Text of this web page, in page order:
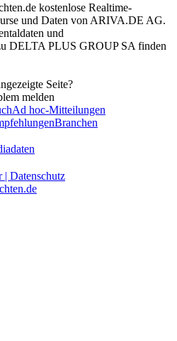
kostenlose Realtime-
und Daten von ARIVA.DE AG.
und
DELTA PLUS GROUP SA finden
Seite?
melden
Ad hoc-Mitteilungen
Branchen
| Datenschutz